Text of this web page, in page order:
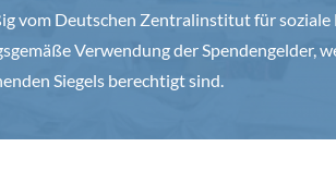
vom Deutschen Zentralinstitut für soziale
Verwendung der Spendengelder,
Siegels berechtigt sind.